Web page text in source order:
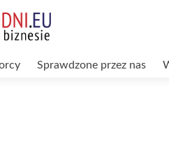
Sprawdzone przez nas